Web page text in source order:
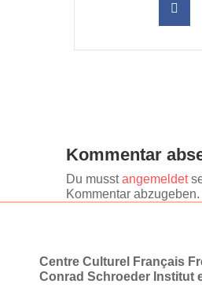
Kommentar
Du musstangemeldet
Kommentar abzugeben.
Centre Culturel Français
Conrad Schroeder Institut